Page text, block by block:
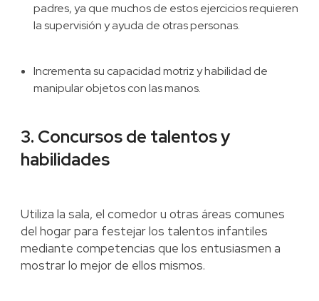
padres, ya que muchos de estos ejercicios requieren
la supervisión y ayuda de otras personas.
Incrementa su capacidad motriz y habilidad de
manipular objetos con las manos.
3. Concursos de talentos y
habilidades
Utiliza la sala, el comedor u otras áreas comunes
del hogar para festejar los talentos infantiles
mediante competencias que los entusiasmen a
mostrar lo mejor de ellos mismos.